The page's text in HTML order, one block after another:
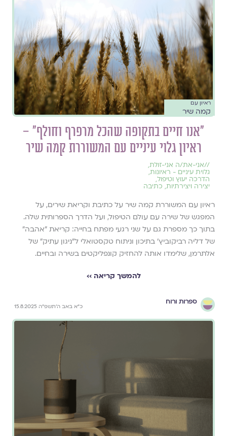
ראיון עם
קמה שיר
"אנו חיים בתקופה שהכל מרפרף וחולף" –
ראיון גלוי עיניים עם המשוררת קמה שיר
//אני-את/ה אני-זולת,
גלוית עיניים - ראיונות,
הדרכה יעוץ וטיפול,
יצירה ויצירתיות, כתיבה
ראיון עם המשוררת קמה שיר על כתיבת וקריאת שירים, על
המפגש של שירה עם עולם הטיפול, ועל הדרך הספרותית שלה.
בתוך כך מספרת גם על שני רגעי מפתח בחייה: קריאת "אהבה"
של דליה רביקוביץ' בתיכון וניתוח טקסטואלי ל"ניגון עתיק" של
אלתרמן, שלימדו אותה להחזיק קונפליקטים בשירה ובחיים.
להמשך קריאה ››
ספרות ורוח
כ״א באב ה׳תשפ״ה 15.8.2025